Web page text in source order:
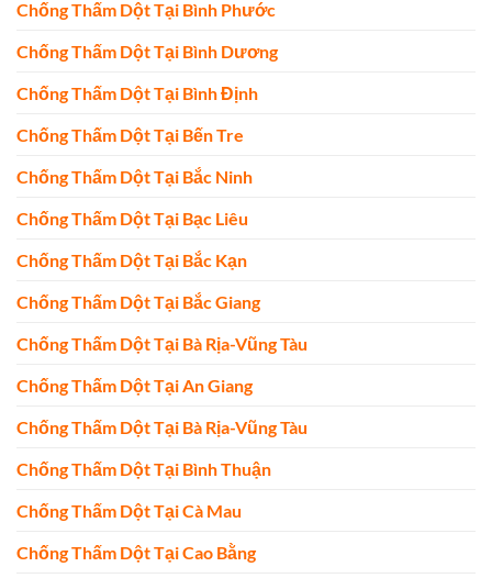
Chống Thấm Dột Tại Bình Phước
Chống Thấm Dột Tại Bình Dương
Chống Thấm Dột Tại Bình Định
Chống Thấm Dột Tại Bến Tre
Chống Thấm Dột Tại Bắc Ninh
Chống Thấm Dột Tại Bạc Liêu
Chống Thấm Dột Tại Bắc Kạn
Chống Thấm Dột Tại Bắc Giang
Chống Thấm Dột Tại Bà Rịa-Vũng Tàu
Chống Thấm Dột Tại An Giang
Chống Thấm Dột Tại Bà Rịa-Vũng Tàu
Chống Thấm Dột Tại Bình Thuận
Chống Thấm Dột Tại Cà Mau
Chống Thấm Dột Tại Cao Bằng